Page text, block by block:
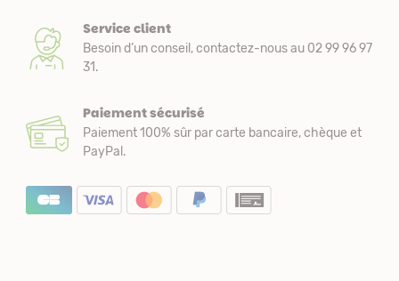
Service client
Besoin d’un conseil, contactez-nous au 02 99 96 97
31.
Paiement sécurisé
Paiement 100% sûr par carte bancaire, chèque et
PayPal.